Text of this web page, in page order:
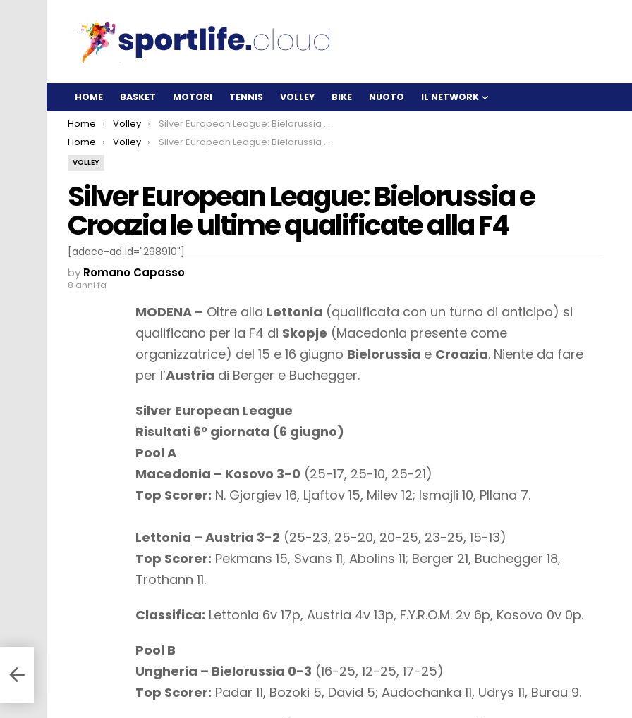
HOME BASKET MOTORI TENNIS VOLLEY BIKE NUOTO IL NETWORK
You are here:
Home Volley
Silver European League: Bielorussia e Croazia le ultime qualificate alla F4
You are here:
Home Volley Silver European League: Bielorussia e Croazia le ultime qualificate alla F4
VOLLEY
Silver European League: Bielorussia e
Croazia le ultime qualificate alla F4
[adace-ad id="298910"]
by Romano Capasso
8 anni fa
MODENA – Oltre alla Lettonia (qualificata con un turno di anticipo) si
qualificano per la F4 di Skopje (Macedonia presente come
organizzatrice) del 15 e 16 giugno Bielorussia e Croazia. Niente da fare
per l’Austria di Berger e Buchegger.
Silver European League
Risultati 6° giornata (6 giugno)
Pool A
Macedonia – Kosovo 3-0 (25-17, 25-10, 25-21)
Top Scorer: N. Gjorgiev 16, Ljaftov 15, Milev 12; Ismajli 10, Pllana 7.
Lettonia – Austria 3-2 (25-23, 25-20, 20-25, 23-25, 15-13)
Top Scorer: Pekmans 15, Svans 11, Abolins 11; Berger 21, Buchegger 18,
Trothann 11.
Classifica: Lettonia 6v 17p, Austria 4v 13p, F.Y.R.O.M. 2v 6p, Kosovo 0v 0p.
Pool B
Ungheria – Bielorussia 0-3 (16-25, 12-25, 17-25)
Top Scorer: Padar 11, Bozoki 5, David 5; Audochanka 11, Udrys 11, Burau 9.